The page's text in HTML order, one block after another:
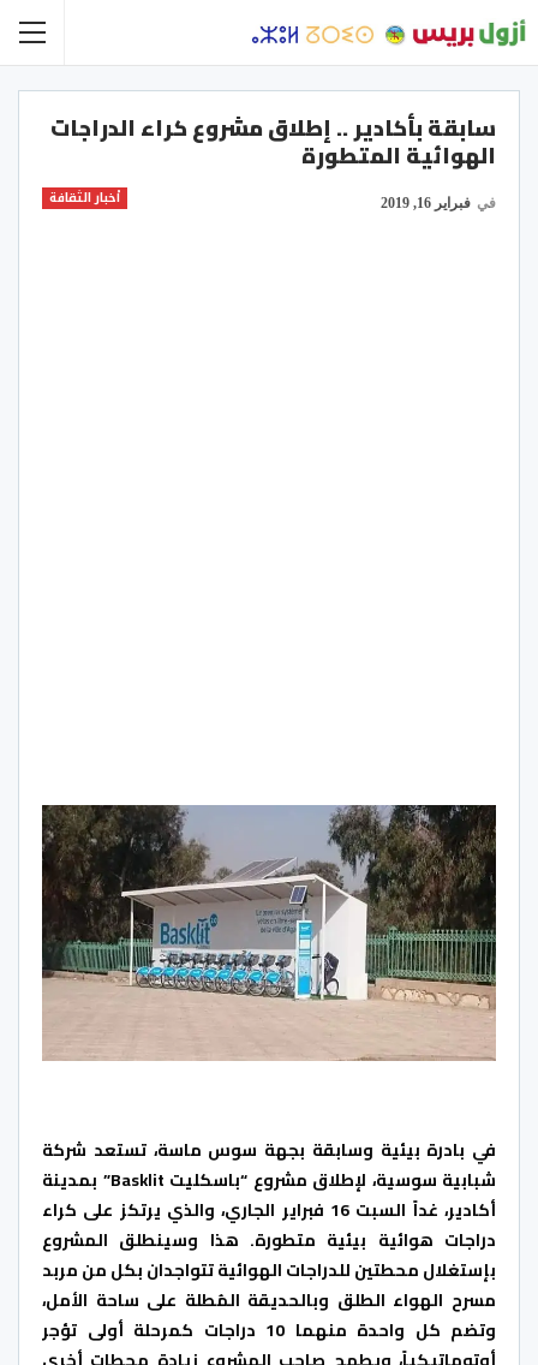
سابقة بأكادير .. إطلاق مشروع كراء الدراجات
الهوائية المتطورة
أخبار الثقافة في فبراير 16, 2019
في بادرة بيئية وسابقة بجهة سوس ماسة، تستعد شركة
شبابية سوسية، لإطلاق مشروع “باسكليت Basklit” بمدينة
أكادير، غداً السبت 16 فبراير الجاري، والذي يرتكز على كراء
دراجات هوائية بيئية متطورة. هذا وسينطلق المشروع
بإستغلال محطتين للدراجات الهوائية تتواجدان بكل من مربد
مسرح الهواء الطلق وبالحديقة المُطلة على ساحة الأمل،
وتضم كل واحدة منهما 10 دراجات كمرحلة أولى تؤجر